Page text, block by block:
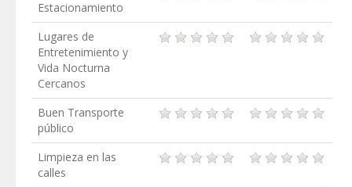
Estacionamiento
Lugares de
Entretenimiento y
Vida Nocturna
Cercanos
Buen Transporte
público
Limpieza en las
calles